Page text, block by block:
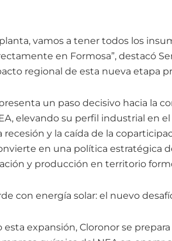
vamos a tener todos los
en Formosa”, destacó
regional de esta nueva etapa
un paso decisivo hacia la
elevando su perfil industrial en
recesión y la caída de la
en una política estratégica
y producción en territorio
con energía solar: el nuevo
expansión, Cloronor se